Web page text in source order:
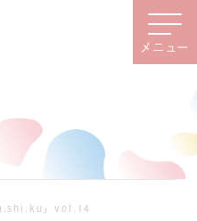
メニュー
」vol.14